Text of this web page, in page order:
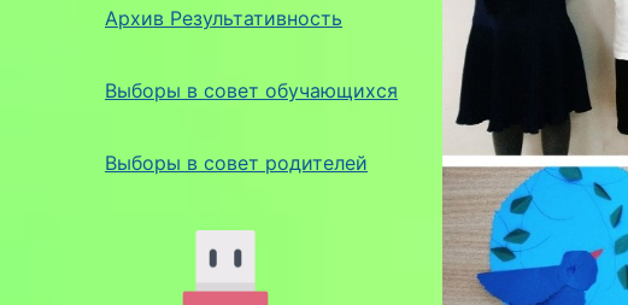
Архив Результативность
Выборы в совет обучающихся
Выборы в совет родителей